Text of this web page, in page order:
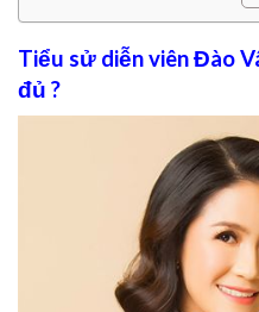
Tiểu sử diễn viên Đào
đủ ?